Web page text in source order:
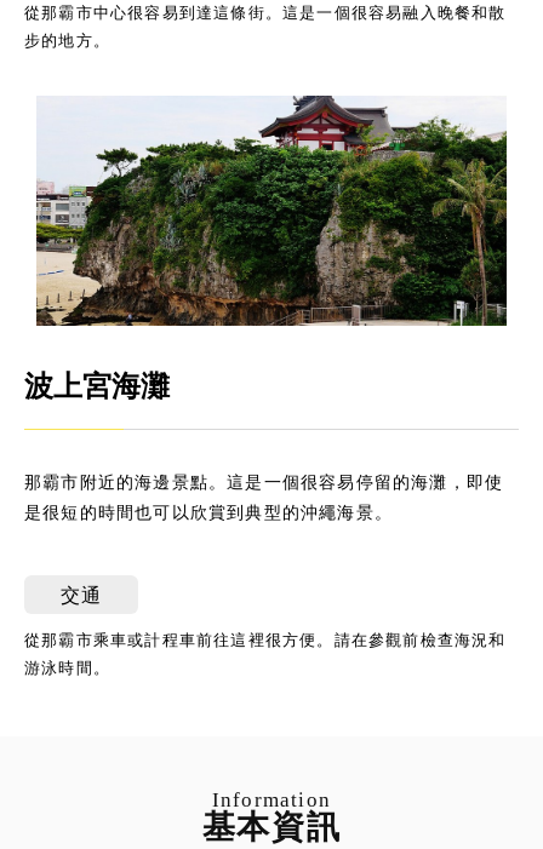
從那霸市中心很容易到達這條街。這是一個很容易融入晚餐和散
步的地方。
波上宮海灘
那霸市附近的海邊景點。這是一個很容易停留的海灘，即使
是很短的時間也可以欣賞到典型的沖繩海景。
交通
從那霸市乘車或計程車前往這裡很方便。請在參觀前檢查海況和
游泳時間。
Information
基本資訊